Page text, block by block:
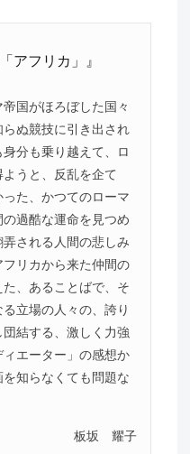
アフリカ」』
国がほろぼした国々
ぬ競技に引き出され
分も乗り越えて、ロ
うと、反乱を企て
た、かつてのローマ
過酷な運命を見つめ
される人間の悲しみ
リカから来た仲間の
、あることばで、そ
立場の人々の、誇り
結する、激しく力強
エーター」の感想か
知らなくても問題な
板坂 耀子